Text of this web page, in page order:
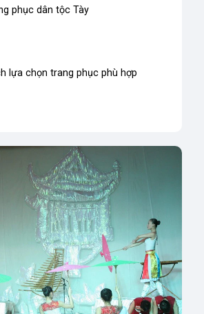
phục dân tộc Tày
lựa chọn trang phục phù hợp